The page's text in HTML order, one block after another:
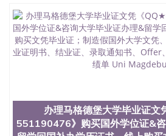
护理学院、科学学院等。学校的
前十名，工学院排名在前十五名，
约大学为学生们提供本科、硕士
专业课程包括：会计学、MBA、
程、经济、医学、护理、文学、音
学、美术、电子工程、天文学、农
学、化学、英语、社会科学、心理
销、机械工程、计算机科学、物
科、金融专业 1、客户提供相关材
办理马格德堡大学毕业证
551190476》购买国外学位证&